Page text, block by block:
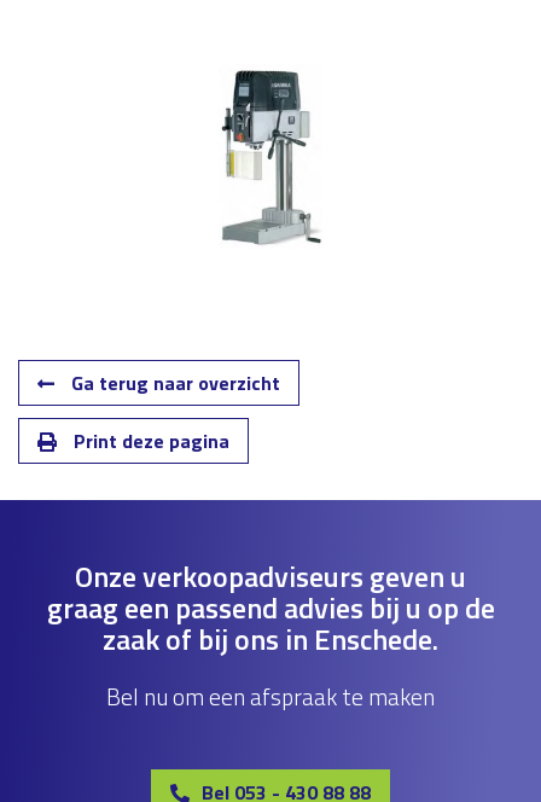
Ga terug naar overzicht
Print deze pagina
Onze verkoopadviseurs geven u
graag een passend advies bij u op de
zaak of bij ons in Enschede.
Bel nu om een afspraak te maken
Bel 053 - 430 88 88